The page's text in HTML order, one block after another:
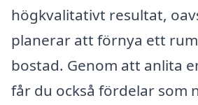
högkvalitativt resultat,
planerar att förnya ett
bostad. Genom att anlita
får du också fördelar som